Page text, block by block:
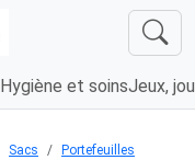
Hygiène et soinsJeux,
Sacs Portefeuilles